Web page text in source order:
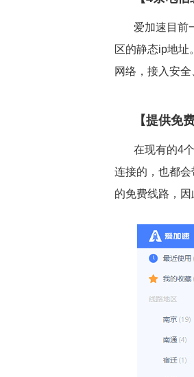
爱加速目前
区的静态ip地址
网络，接入安全
【提供免
在现有的4
连接的，也都会
的免费线路，因